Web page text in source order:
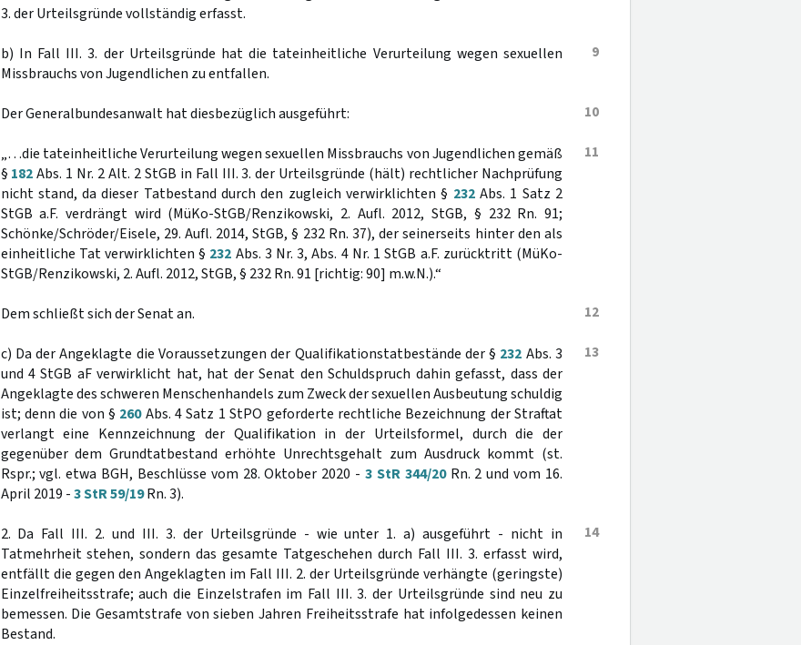
3. der Urteilsgründe vollständig erfasst.
9
b) In Fall III. 3. der Urteilsgründe hat die tateinheitliche Verurteilung wegen sexuellen
Missbrauchs von Jugendlichen zu entfallen.
10
Der Generalbundesanwalt hat diesbezüglich ausgeführt:
11
„…die tateinheitliche Verurteilung wegen sexuellen Missbrauchs von Jugendlichen gemäß
§ 182Abs. 1 Nr. 2 Alt. 2 StGB in Fall III. 3. der Urteilsgründe (hält) rechtlicher Nachprüfung
nicht stand, da dieser Tatbestand durch den zugleich verwirklichten § 232Abs. 1 Satz 2
StGB a.F. verdrängt wird (MüKo-StGB/Renzikowski, 2. Aufl. 2012, StGB, § 232 Rn. 91;
Schönke/Schröder/Eisele, 29. Aufl. 2014, StGB, § 232 Rn. 37), der seinerseits hinter den als
einheitliche Tat verwirklichten § 232 Abs. 3 Nr. 3, Abs. 4 Nr. 1 StGB a.F. zurücktritt (MüKo-
StGB/Renzikowski, 2. Aufl. 2012, StGB, § 232 Rn. 91 [richtig: 90] m.w.N.).“
12
Dem schließt sich der Senat an.
13
c) Da der Angeklagte die Voraussetzungen der Qualifikationstatbestände der § 232 Abs. 3
und 4 StGB aF verwirklicht hat, hat der Senat den Schuldspruch dahin gefasst, dass der
Angeklagte des schweren Menschenhandels zum Zweck der sexuellen Ausbeutung schuldig
ist; denn die von § 260Abs. 4 Satz 1 StPO geforderte rechtliche Bezeichnung der Straftat
verlangt eine Kennzeichnung der Qualifikation in der Urteilsformel, durch die der
gegenüber dem Grundtatbestand erhöhte Unrechtsgehalt zum Ausdruck kommt (st.
Rspr.; vgl. etwa BGH, Beschlüsse vom 28. Oktober 2020 -3 StR 344/20Rn. 2 und vom 16.
April 2019 -3 StR 59/19Rn. 3).
14
2. Da Fall III. 2. und III. 3. der Urteilsgründe - wie unter 1. a) ausgeführt - nicht in
Tatmehrheit stehen, sondern das gesamte Tatgeschehen durch Fall III. 3. erfasst wird,
entfällt die gegen den Angeklagten im Fall III. 2. der Urteilsgründe verhängte (geringste)
Einzelfreiheitsstrafe; auch die Einzelstrafen im Fall III. 3. der Urteilsgründe sind neu zu
bemessen. Die Gesamtstrafe von sieben Jahren Freiheitsstrafe hat infolgedessen keinen
Bestand.